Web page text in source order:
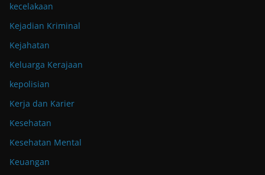
kecelakaan
Kejadian Kriminal
Kejahatan
Keluarga Kerajaan
kepolisian
Kerja dan Karier
Kesehatan
Kesehatan Mental
Keuangan